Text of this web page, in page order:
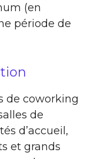
(en
période de
de coworking
de
d’accueil,
et grands